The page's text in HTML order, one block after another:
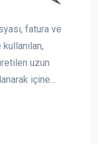
fatura ve
uzun
içine
biridir.
olarak